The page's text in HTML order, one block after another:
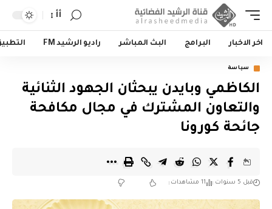
أأ
اخر الاخبار البرامج البث المباشر راديو الرشيد FM
سياسة
الكاظمي وبايدن يبحثان الجهود الثنائية
والتعاون المشترك في مجال مكافحة
جائحة كورونا
قبل 5 سنوات 11 مشاهدات